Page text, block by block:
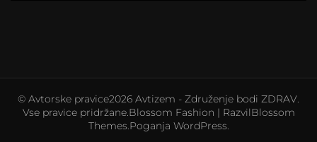
© Avtorske pravice2026 Avtizem - Združenje bodi ZDRAV.
Vse pravice pridržane.Blossom Fashion | RazvilBlossom
Themes.Poganja WordPress.